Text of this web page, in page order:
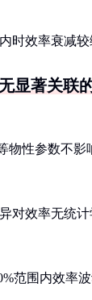
时效率衰减较
显著关联
物性参数不影
对效率无统
范围内效率